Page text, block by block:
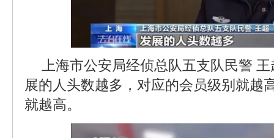
上海市公安局经侦总队五支队民警
展的人头数越多，对应的会员级别就越
就越高。